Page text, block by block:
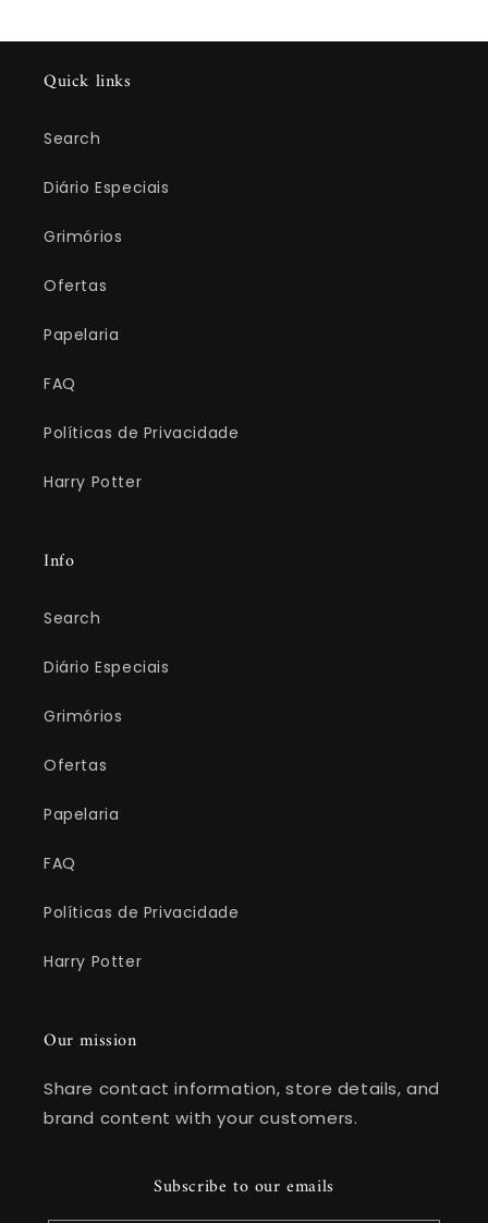
Quick links
Search
Diário Especiais
Grimórios
Ofertas
Papelaria
FAQ
Políticas de Privacidade
Harry Potter
Info
Search
Diário Especiais
Grimórios
Ofertas
Papelaria
FAQ
Políticas de Privacidade
Harry Potter
Our mission
Share contact information, store details, and
brand content with your customers.
Subscribe to our emails